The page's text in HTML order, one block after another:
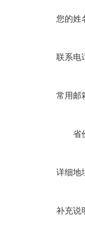
您的姓
联系电
常用邮
省
详细地
补充说